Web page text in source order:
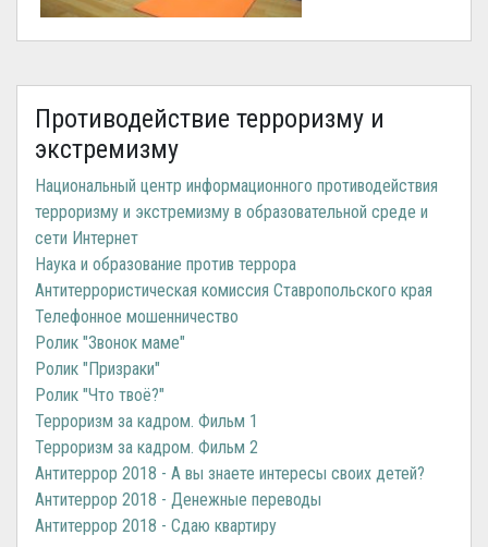
Противодействие терроризму и
экстремизму
Национальный центр информационного противодействия
терроризму и экстремизму в образовательной среде и
сети Интернет
Наука и образование против террора
Антитеррористическая комиссия Ставропольского края
Телефонное мошенничество
Ролик "Звонок маме"
Ролик "Призраки"
Ролик "Что твоё?"
Терроризм за кадром. Фильм 1
Терроризм за кадром. Фильм 2
Антитеррор 2018 - А вы знаете интересы своих детей?
Антитеррор 2018 - Денежные переводы
Антитеррор 2018 - Сдаю квартиру